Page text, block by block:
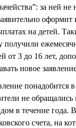
за ней
на детей.
получили
от 3 до 16 лет,
новое
понадобится
не
в течение года.
счета, на